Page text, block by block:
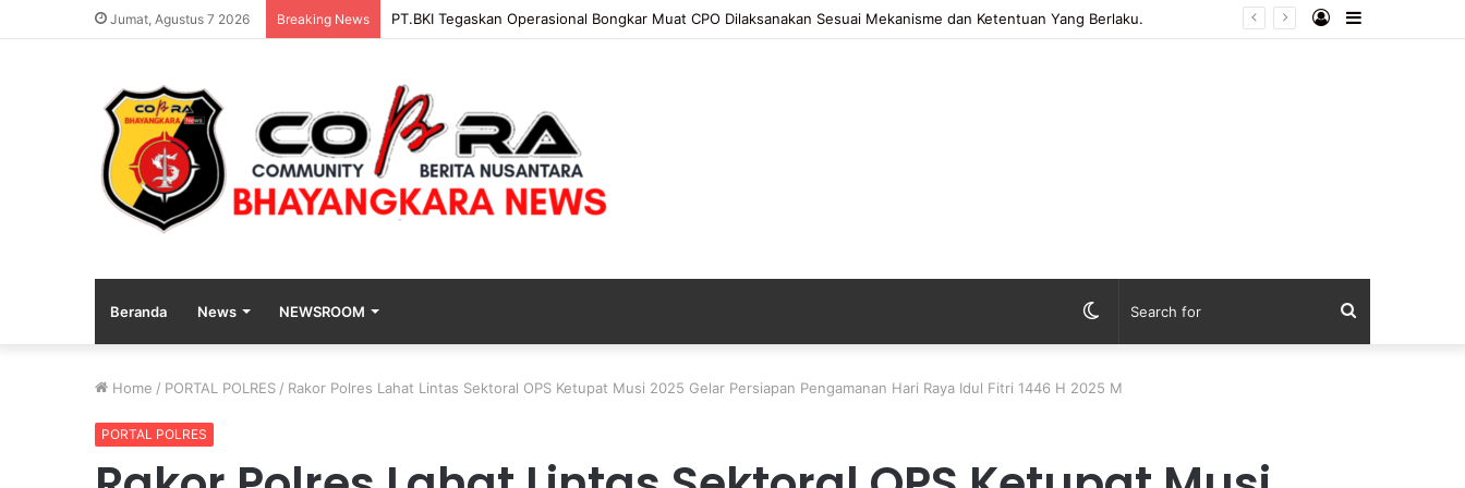
Jumat, Agustus 7 2026 Breaking News PENGGANTIAN KAPOLRI”KOMPETENSI ABSOLUT PRESIDEN” Sidebar
Log
Beranda News NEWSROOM Search
Switch
Home / PORTAL POLRES / Rakor Polres Lahat Lintas Sektoral OPS Ketupat Musi 2025 Gelar Persiapan Pengamanan Hari Raya Idul Fitri 1446 H 2025 M
PORTAL POLRES